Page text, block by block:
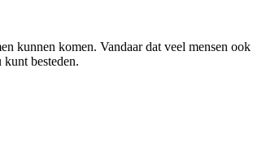
kunnen komen. Vandaar dat veel mensen ook
besteden.